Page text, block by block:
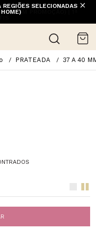
SELECIONADAS
PRATEADA 37 A 40